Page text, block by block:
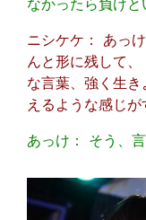
なかったら負け
ニシケケ： あっ
んと形に残して
な言葉、強く生
えるような感じが
あっけ： そう、